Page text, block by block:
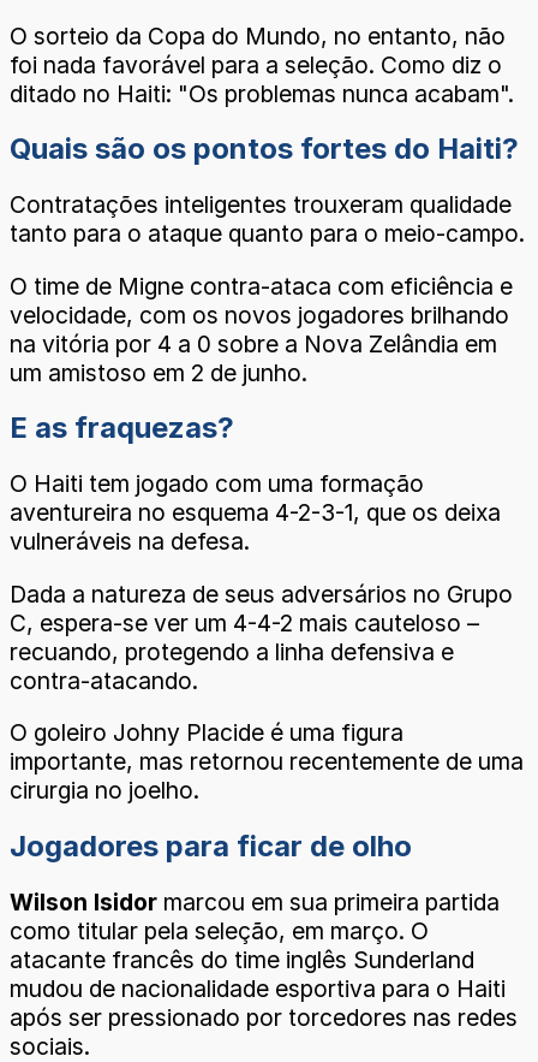
O sorteio da Copa do Mundo, no entanto, não
foi nada favorável para a seleção. Como diz o
ditado no Haiti: "Os problemas nunca acabam".
Quais são os pontos fortes do Haiti?
Contratações inteligentes trouxeram qualidade
tanto para o ataque quanto para o meio-campo.
O time de Migne contra-ataca com eficiência e
velocidade, com os novos jogadores brilhando
na vitória por 4 a 0 sobre a Nova Zelândia em
um amistoso em 2 de junho.
E as fraquezas?
O Haiti tem jogado com uma formação
aventureira no esquema 4-2-3-1, que os deixa
vulneráveis ​​na defesa.
Dada a natureza de seus adversários no Grupo
C, espera-se ver um 4-4-2 mais cauteloso –
recuando, protegendo a linha defensiva e
contra-atacando.
O goleiro Johny Placide é uma figura
importante, mas retornou recentemente de uma
cirurgia no joelho.
Jogadores para ficar de olho
Wilson Isidor marcou em sua primeira partida
como titular pela seleção, em março. O
atacante francês do time inglês Sunderland
mudou de nacionalidade esportiva para o Haiti
após ser pressionado por torcedores nas redes
sociais.